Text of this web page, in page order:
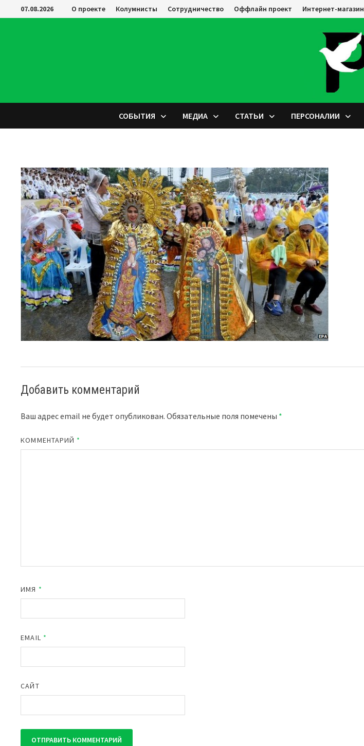
Перейти
к
07.08.2026 О проекте Колумнисты Сотрудничество Оффлайн проект Интернет-магазин
СОБЫТИЯ МЕДИА СТАТЬИ ПЕРСОНАЛИИ
Добавить комментарий
Ваш адрес email не будет опубликован. Обязательные поля помечены *
КОММЕНТАРИЙ *
ИМЯ *
EMAIL *
САЙТ